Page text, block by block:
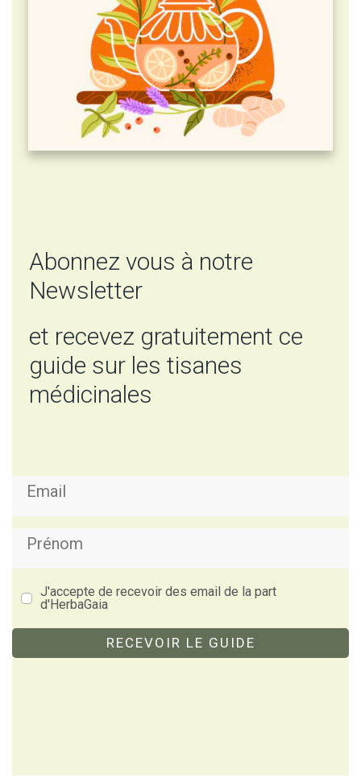
Abonnez vous à notre
Newsletter
et recevez gratuitement ce
guide sur les tisanes
médicinales
J'accepte de recevoir des email de la part
d'HerbaGaia
RECEVOIR LE GUIDE